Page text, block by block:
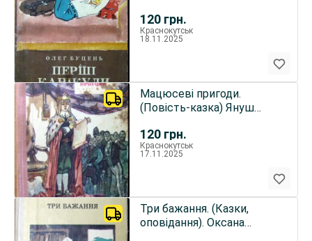
120 грн.
Краснокутськ
18.11.2025
120 грн.
Мацюсеві пригоди.
(Повість-казка) Януш
Краснокутськ
17.11.2025
Три бажання. (Казки,
оповідання). Оксана